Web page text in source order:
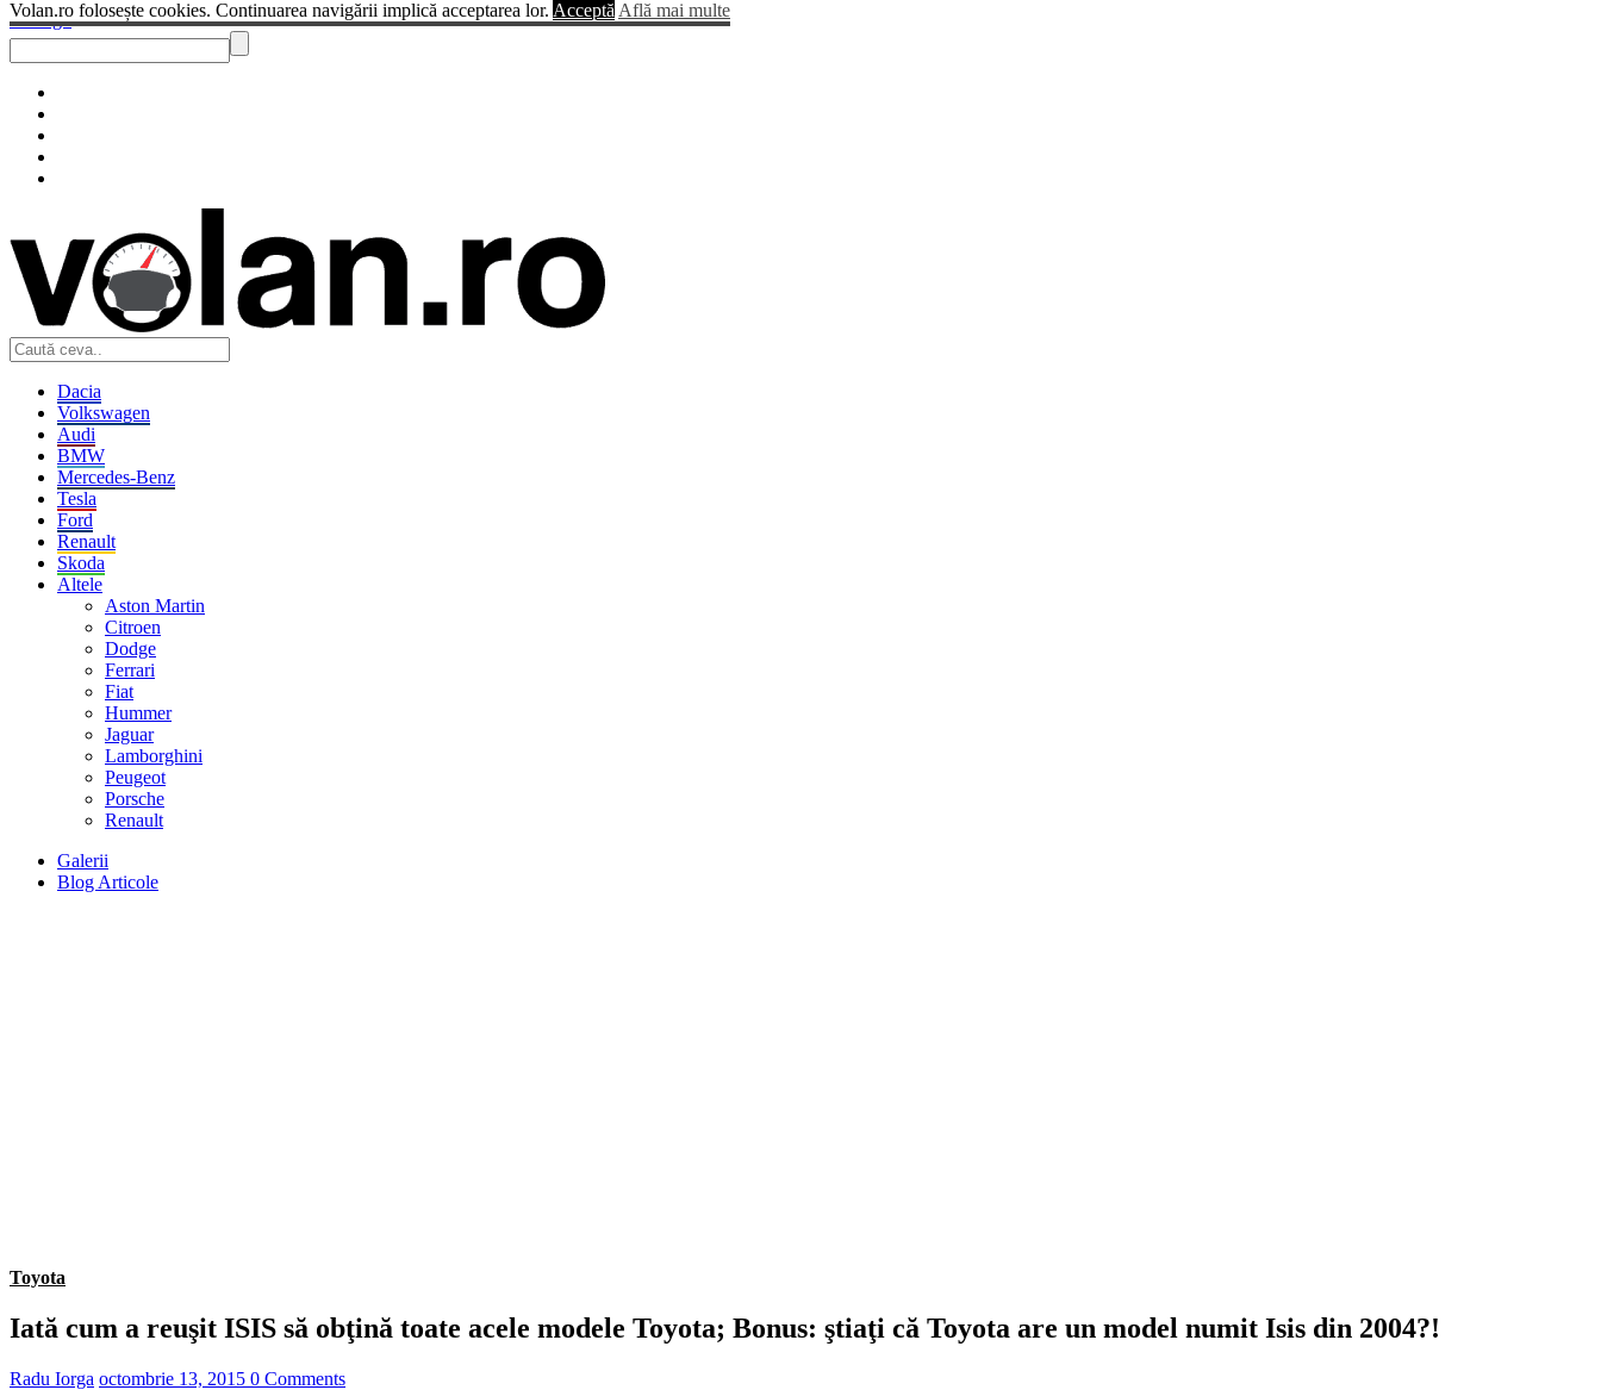
Sendigo
Dacia
Volkswagen
Audi
BMW
Mercedes-Benz
Tesla
Ford
Renault
Skoda
Altele
Aston Martin
Citroen
Dodge
Ferrari
Fiat
Hummer
Jaguar
Lamborghini
Peugeot
Porsche
Renault
Galerii
Blog Articole
Toyota
Iată cum a reuşit ISIS să obţină toate acele modele Toyota; Bonus: ştiaţi că Toyota are un model numit Isis din 2004?!
Radu Iorga octombrie 13, 2015 0 Comments
Volan.ro folosește cookies. Continuarea navigării implică acceptarea lor. Acceptă Află mai multe